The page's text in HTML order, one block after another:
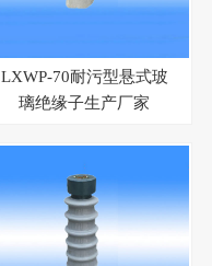
LXWP-70耐污型悬式玻
璃绝缘子生产厂家